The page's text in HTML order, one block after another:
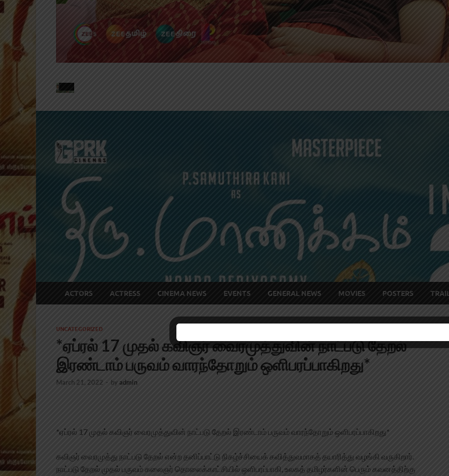
ACTORS ACTRESS CINEMA NEWS EVENTS GENERAL NEWS MOVIES POSTERS
UNCATEGORIZED
*ஏப்ரல் 17 முதல் கவிஞர் வைரமுத்துவின் நாட்படு தேறல்
இரண்டாம் பருவம் வாரந்தோறும் ஒளிபரப்பாகிறது*
March 21, 2022 - byadmin
*ஏப்ரல் 17 முதல் கவிஞர் வைரமுத்துவின் நாட்படு தேறல் இரண்டாம் பருவம் வாரந்தோறும் ஒளிபரப்பாகிறது*
கவிஞர் வைரமுத்து நாட்படு தேறல் என்ற தனிப்பாட்டு நிகழ்ச்சியைக் கவித்துவமாகத் தயாரித்து வழங்கி வருகிறார்.
நாட்படு தேறல் முதல் பருவம் கலைஞர் தொலைக்காட்சியில் ஒளிபரப்பாகி, உலகத் தமிழர்களின் பெரும் கவனத்திற்கு